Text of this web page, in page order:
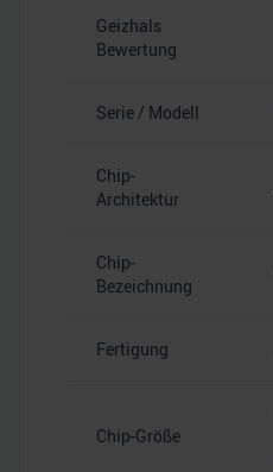
Geizhals
Bewertung
Serie / Modell
Chip-
Architektur
Chip-
Bezeichnung
Fertigung
Chip-Größe